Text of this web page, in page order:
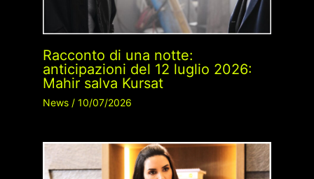
Racconto di una notte:
anticipazioni del 12 luglio 2026:
Mahir salva Kursat
News/ 10/07/2026